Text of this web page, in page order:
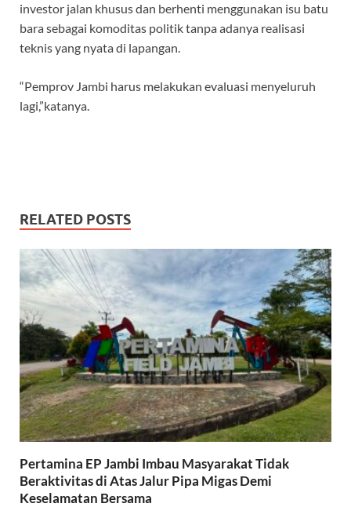
investor jalan khusus dan berhenti menggunakan isu batu
bara sebagai komoditas politik tanpa adanya realisasi
teknis yang nyata di lapangan.
“Pemprov Jambi harus melakukan evaluasi menyeluruh
lagi,”katanya.
RELATED POSTS
Pertamina EP Jambi Imbau Masyarakat Tidak
Beraktivitas di Atas Jalur Pipa Migas Demi
Keselamatan Bersama